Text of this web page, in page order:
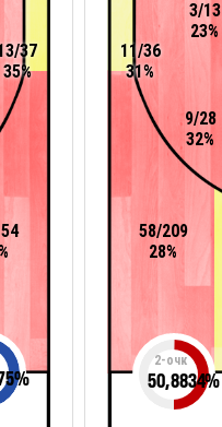
37
35%
%
58/209
28%
9/28
32%
11/36
31%
3/13
23%
2-очк
50,8834%